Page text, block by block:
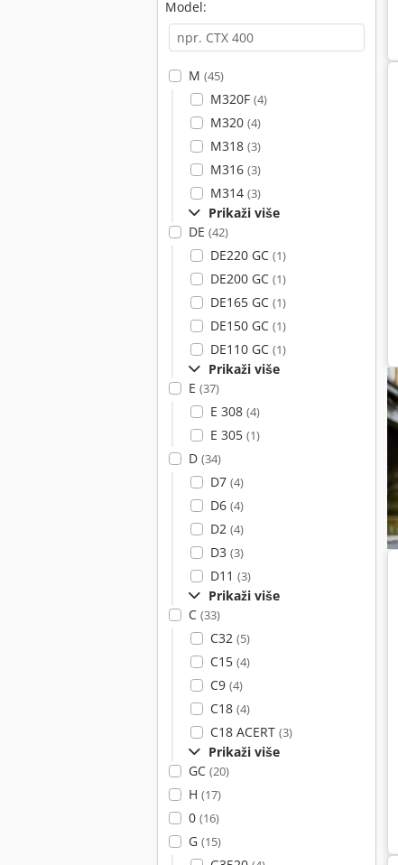
Model:
M (45)
M320F (4)
M320 (4)
M318 (3)
M316 (3)
M314 (3)
Prikaži više
DE (42)
DE220 GC (1)
DE200 GC (1)
DE165 GC (1)
DE150 GC (1)
DE110 GC (1)
Prikaži više
E (37)
E 308 (4)
E 305 (1)
D (34)
D7 (4)
D6 (4)
D2 (4)
D3 (3)
D11 (3)
Prikaži više
C (33)
C32 (5)
C15 (4)
C9 (4)
C18 (4)
C18 ACERT (3)
Prikaži više
GC (20)
H (17)
0 (16)
G (15)